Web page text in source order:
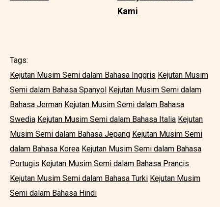
Kami
Tags:
Kejutan Musim Semi dalam Bahasa Inggris Kejutan Musim
Semi dalam Bahasa Spanyol Kejutan Musim Semi dalam
Bahasa Jerman Kejutan Musim Semi dalam Bahasa
Swedia Kejutan Musim Semi dalam Bahasa Italia Kejutan
Musim Semi dalam Bahasa Jepang Kejutan Musim Semi
dalam Bahasa Korea Kejutan Musim Semi dalam Bahasa
Portugis Kejutan Musim Semi dalam Bahasa Prancis
Kejutan Musim Semi dalam Bahasa Turki Kejutan Musim
Semi dalam Bahasa Hindi